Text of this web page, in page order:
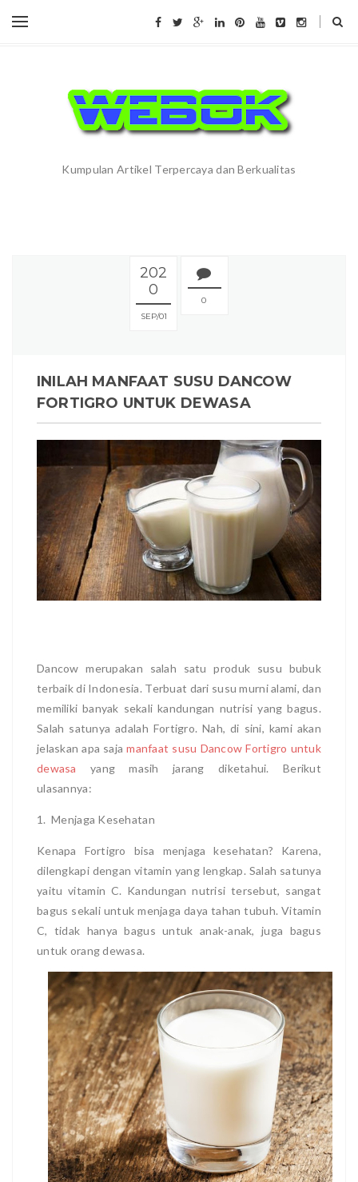
Kumpulan Artikel Terpercaya dan Berkualitas
202
0
SEP 01
0
INILAH MANFAAT SUSU DANCOW
FORTIGRO UNTUK DEWASA
Dancow merupakan salah satu produk susu bubuk
terbaik di Indonesia. Terbuat dari susu murni alami, dan
memiliki banyak sekali kandungan nutrisi yang bagus.
Salah satunya adalah Fortigro. Nah, di sini, kami akan
jelaskan apa sajamanfaat susu Dancow Fortigro untuk
dewasa yang masih jarang diketahui. Berikut
ulasannya:
1. Menjaga Kesehatan
Kenapa Fortigro bisa menjaga kesehatan? Karena,
dilengkapi dengan vitamin yang lengkap. Salah satunya
yaitu vitamin C. Kandungan nutrisi tersebut, sangat
bagus sekali untuk menjaga daya tahan tubuh. Vitamin
C, tidak hanya bagus untuk anak-anak, juga bagus
untuk orang dewasa.